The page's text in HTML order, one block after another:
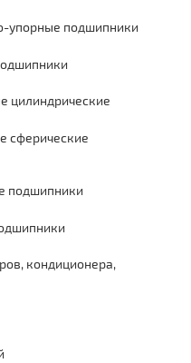
упорные подшипники
цилиндрические
сферические
подшипники
кондиционера,